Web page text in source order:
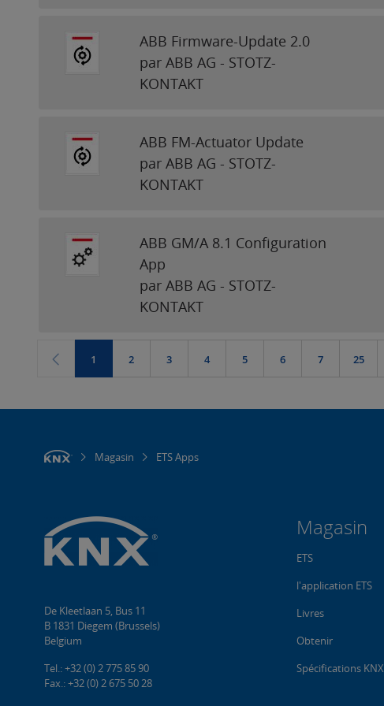
ABB Firmware-Update 2.0
par ABB AG - STOTZ-
KONTAKT
ABB FM-Actuator Update
par ABB AG - STOTZ-
KONTAKT
ABB GM/A 8.1 Configuration
App
par ABB AG - STOTZ-
KONTAKT
1 2 3 4 5 6 7 25
Magasin ETS Apps
Magasin
ETS
l'application ETS
Livres
Obtenir
Spécifications KNX
De Kleetlaan 5, Bus 11
B 1831 Diegem (Brussels)
Belgium
Tel.: +32 (0) 2 775 85 90
Fax.: +32 (0) 2 675 50 28